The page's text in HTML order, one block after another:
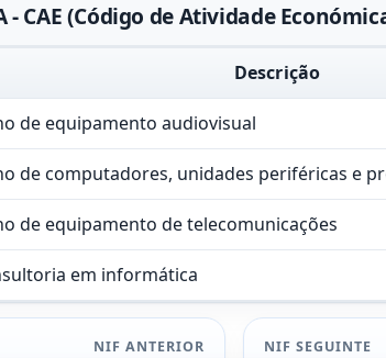
- CAE (Código de Atividade
Descrição
de equipamento audiovisual
de computadores, unidades periféricas e
de equipamento de telecomunicações
em informática
NIF ANTERIOR NIF SEGUINTE